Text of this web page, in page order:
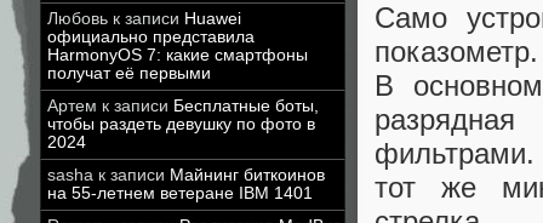
Любовь к записи Huawei
официально представила
HarmonyOS 7: какие смартфоны
получат её первыми
Артем к записи Бесплатные боты,
чтобы раздеть девушку по фото в
2024
sasha к записи Майнинг биткоинов
на 55-летнем ветеране IBM 1401
Само
В
тот же